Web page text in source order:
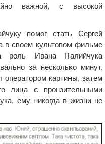
важной, с высокой
помог стать Сергей
в своем культовом фильме
роль Ивана Палийчука
за несколько минут.
картины, затем
лица с пронзительными
ему никогда в жизни не